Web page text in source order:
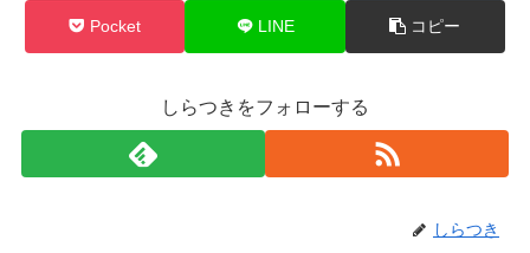
Pocket LINE コピー
しらつきをフォローする
しらつき